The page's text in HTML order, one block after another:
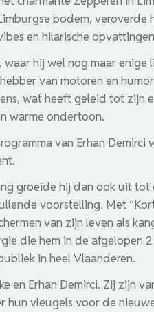
bodem, veroverde
en hilarische
hij wel nog maar
van motoren en
wat heeft geleid tot zijn
warme ondertoon.
van Erhan
groeide hij dan ook uit tot
voorstelling. Met
van zijn leven als
die hem in de afgelopen
in heel Vlaanderen.
en Erhan Demirci. Zij zijn
hun vleugels voor de